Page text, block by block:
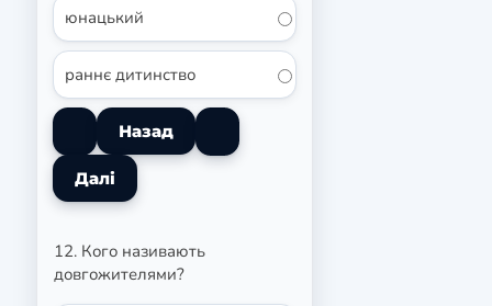
юнацький
раннє дитинство
12. Кого називають
довгожителями?